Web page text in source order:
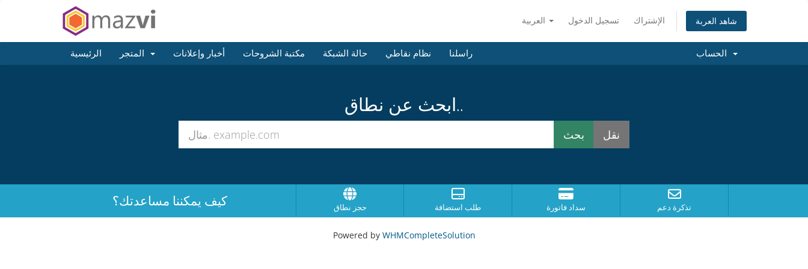
تسجيل الدخول الإشتراك شاهد العربة
الرئيسية أخبار وإعلانات مكتبة الشروحات حالة الشبكة نظام نقاطي راسلنا
ابحث عن نطاق..
كيف يمكننا مساعدتك؟ حجز نطاق طلب استضافة سداد فاتورة تذكرة دعم
Powered by WHMCompleteSolution